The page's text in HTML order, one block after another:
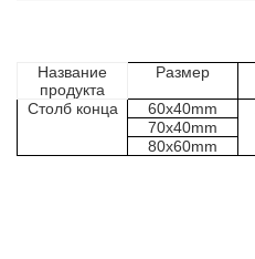
Название
продукта
Размер
Столб конца
60x40mm
70x40mm
80x60mm